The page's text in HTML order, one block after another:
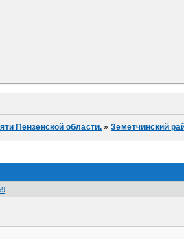
Пензенской области. »Земетчинский